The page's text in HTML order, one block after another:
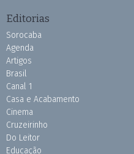
Editorias
Sorocaba
Agenda
Artigos
Brasil
Canal 1
Casa e Acabamento
Cinema
Cruzeirinho
Do Leitor
Educação